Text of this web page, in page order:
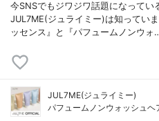
今SNSでもジワジワ話題になってい
JUL7ME(ジュライミー)は知ってい
ッセンス』と『パフュームノンウォ
JUL7ME(ジュライミー)
パフュームノンウォッシュヘ